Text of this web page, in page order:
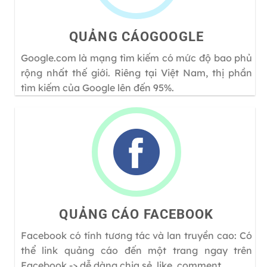
QUẢNG CÁOGOOGLE
Google.com là mạng tìm kiếm có mức độ bao phủ
rộng nhất thế giới. Riêng tại Việt Nam, thị phần
tìm kiếm của Google lên đến 95%.
QUẢNG CÁO FACEBOOK
Facebook có tính tương tác và lan truyền cao: Có
thể link quảng cáo đến một trang ngay trên